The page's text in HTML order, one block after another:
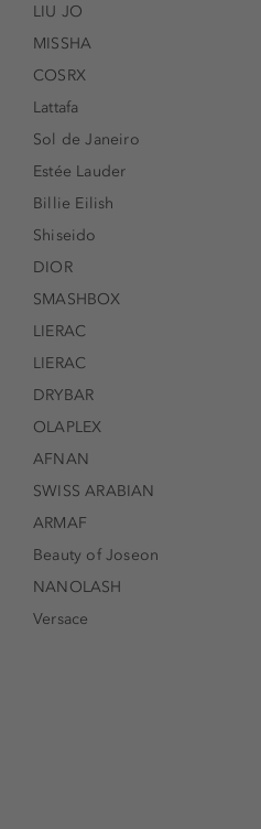
LIU JO
MISSHA
COSRX
Lattafa
Sol de Janeiro
Estée Lauder
Billie Eilish
Shiseido
DIOR
SMASHBOX
LIERAC
LIERAC
DRYBAR
OLAPLEX
AFNAN
SWISS ARABIAN
ARMAF
Beauty of Joseon
NANOLASH
Versace